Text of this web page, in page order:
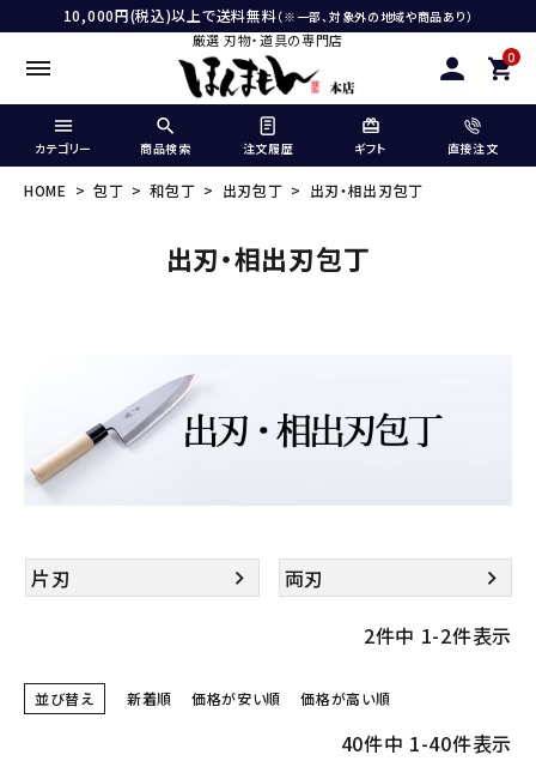
10,000円(税込)以上で送料無料（※一部、対象外の地域や商品あり）
厳選 刃物・道具の専門店
0
カテゴリー 商品検索 注文履歴 ギフト 直接注文
HOME 包丁 和包丁 出刃包丁 出刃・相出刃包丁
出刃・相出刃包丁
片刃
両刃
2件中 1-2件表示
並び替え 新着順 価格が安い順 価格が高い順
40件中 1-40件表示